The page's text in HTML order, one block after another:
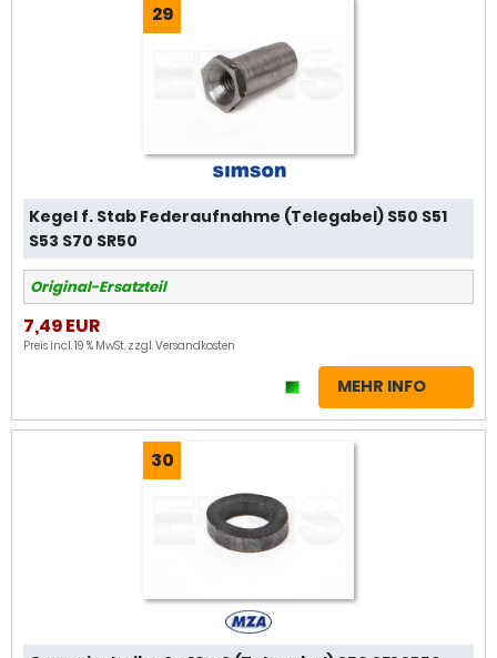
29
Kegel f. Stab Federaufnahme (Telegabel) S50 S51
S53 S70 SR50
Original-Ersatzteil
7,49 EUR
Preis incl. 19 % MwSt. zzgl.Versandkosten
MEHR INFO
30